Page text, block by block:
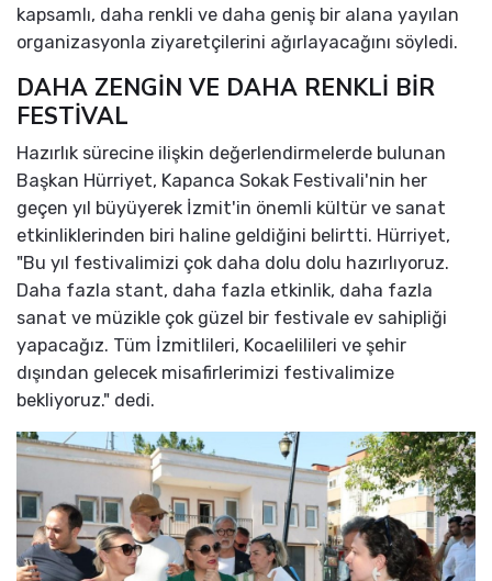
kapsamlı, daha renkli ve daha geniş bir alana yayılan
organizasyonla ziyaretçilerini ağırlayacağını söyledi.
DAHA ZENGİN VE DAHA RENKLİ BİR
FESTİVAL
Hazırlık sürecine ilişkin değerlendirmelerde bulunan
Başkan Hürriyet, Kapanca Sokak Festivali'nin her
geçen yıl büyüyerek İzmit'in önemli kültür ve sanat
etkinliklerinden biri haline geldiğini belirtti. Hürriyet,
"Bu yıl festivalimizi çok daha dolu dolu hazırlıyoruz.
Daha fazla stant, daha fazla etkinlik, daha fazla
sanat ve müzikle çok güzel bir festivale ev sahipliği
yapacağız. Tüm İzmitlileri, Kocaelilileri ve şehir
dışından gelecek misafirlerimizi festivalimize
bekliyoruz." dedi.